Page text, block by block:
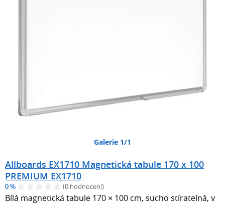
Galerie 1/1
Allboards EX1710 Magnetická tabule 170 x 100
PREMIUM EX1710
0 % (0 hodnocení)
Bílá magnetická tabule 170 × 100 cm, sucho stíratelná, v